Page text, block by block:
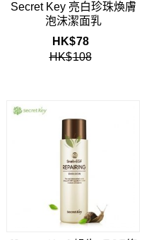
Secret Key 亮白珍珠煥膚
泡沫潔面乳
HK$78
HK$108